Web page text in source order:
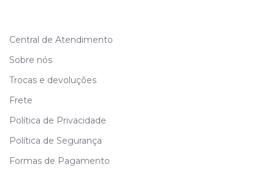
Central de Atendimento
Sobre nós
Trocas e devoluções
Frete
Política de Privacidade
Política de Segurança
Formas de Pagamento